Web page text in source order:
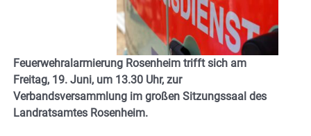
Feuerwehralarmierung Rosenheim trifft sich am
Freitag, 19. Juni, um 13.30 Uhr, zur
Verbandsversammlung im großen Sitzungssaal des
Landratsamtes Rosenheim.